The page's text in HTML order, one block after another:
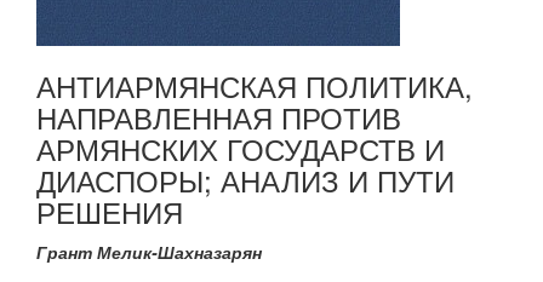
АНТИАРМЯНСКАЯ ПОЛИТИКА,
НАПРАВЛЕННАЯ ПРОТИВ
АРМЯНСКИХ ГОСУДАРСТВ И
ДИАСПОРЫ; АНАЛИЗ И ПУТИ
РЕШЕНИЯ
Грант Мелик-Шахназарян